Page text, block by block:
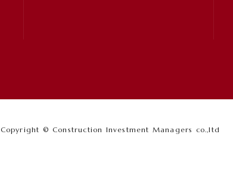
Copyright © Construction Investment Managers co.,ltd